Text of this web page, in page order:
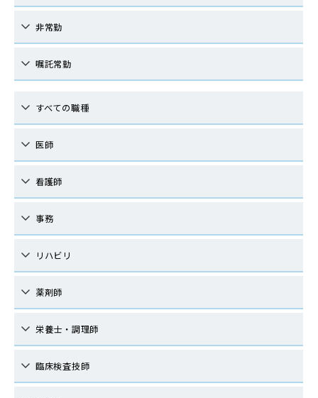
非常勤
嘱託常勤
すべての職種
医師
看護師
事務
リハビリ
薬剤師
栄養士・調理師
臨床検査技師